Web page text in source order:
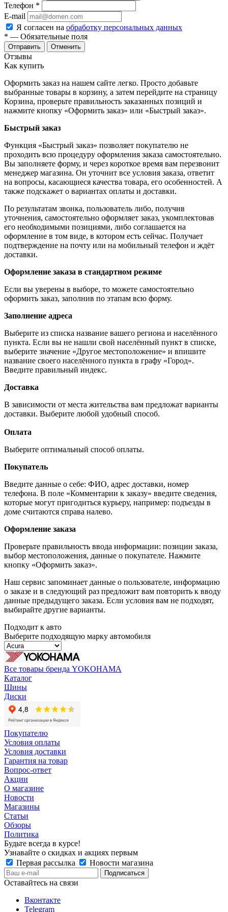
Телефон *
E-mail
Я согласен на обработку персональных данных
* — Обязательные поля
Отменить
Отзывы
Как купить
Оформить заказ на нашем сайте легко. Просто добавьте
выбранные товары в корзину, а затем перейдите на страницу
Корзина, проверьте правильность заказанных позиций и
нажмите кнопку «Оформить заказ» или «Быстрый заказ».
Быстрый заказ
Функция «Быстрый заказ» позволяет покупателю не
проходить всю процедуру оформления заказа самостоятельно.
Вы заполняете форму, и через короткое время вам перезвонит
менеджер магазина. Он уточнит все условия заказа, ответит
на вопросы, касающиеся качества товара, его особенностей. А
также подскажет о вариантах оплаты и доставки.
По результатам звонка, пользователь либо, получив
уточнения, самостоятельно оформляет заказ, укомплектовав
его необходимыми позициями, либо соглашается на
оформление в том виде, в котором есть сейчас. Получает
подтверждение на почту или на мобильный телефон и ждёт
доставки.
Оформление заказа в стандартном режиме
Если вы уверены в выборе, то можете самостоятельно
оформить заказ, заполнив по этапам всю форму.
Заполнение адреса
Выберите из списка название вашего региона и населённого
пункта. Если вы не нашли свой населённый пункт в списке,
выберите значение «Другое местоположение» и впишите
название своего населённого пункта в графу «Город».
Введите правильный индекс.
Доставка
В зависимости от места жительства вам предложат варианты
доставки. Выберите любой удобный способ.
Оплата
Выберите оптимальный способ оплаты.
Покупатель
Введите данные о себе: ФИО, адрес доставки, номер
телефона. В поле «Комментарии к заказу» введите сведения,
которые могут пригодиться курьеру, например: подъезды в
доме считаются справа налево.
Оформление заказа
Проверьте правильность ввода информации: позиции заказа,
выбор местоположения, данные о покупателе. Нажмите
кнопку «Оформить заказ».
Наш сервис запоминает данные о пользователе, информацию
о заказе и в следующий раз предложит вам повторить к вводу
данные предыдущего заказа. Если условия вам не подходят,
выбирайте другие варианты.
Подходит к авто
Выберите подходящую марку автомобиля
Все товары бренда YOKOHAMA
Каталог
Шины
Диски
Покупателю
Условия оплаты
Условия доставки
Гарантия на товар
Вопрос-ответ
Акции
О магазине
Новости
Магазины
Статьи
Обзоры
Политика
Будьте всегда в курсе!
Узнавайте о скидках и акциях первым
Первая рассылка
Новости магазина
Оставайтесь на связи
Вконтакте
Telegram